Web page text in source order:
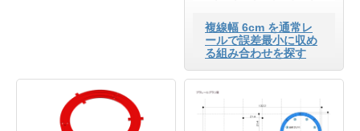
複線幅 6cm を通常レ
ールで誤差最小に収め
る組み合わせを探す